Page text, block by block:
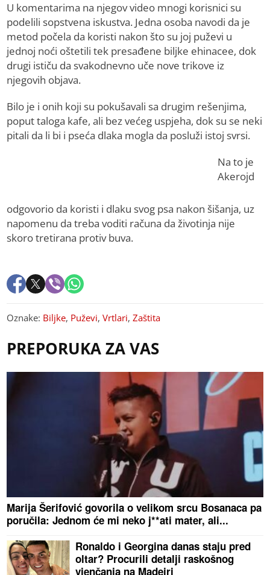
U komentarima na njegov video mnogi korisnici su
podelili sopstvena iskustva. Jedna osoba navodi da je
metod počela da koristi nakon što su joj puževi u
jednoj noći oštetili tek presađene biljke ehinacee, dok
drugi ističu da svakodnevno uče nove trikove iz
njegovih objava.
Bilo je i onih koji su pokušavali sa drugim rešenjima,
poput taloga kafe, ali bez većeg uspjeha, dok su se neki
pitali da li bi i pseća dlaka mogla da posluži istoj svrsi.
Na to je
Akerojd
odgovorio da koristi i dlaku svog psa nakon šišanja, uz
napomenu da treba voditi računa da životinja nije
skoro tretirana protiv buva.
Oznake: Biljke, Puževi,Vrtlari,Zaštita
PREPORUKA ZA VAS
Marija Šerifović govorila o velikom srcu Bosanaca pa
poručila: Jednom će mi neko j**ati mater, ali...
Ronaldo i Georgina danas staju pred
oltar? Procurili detalji raskošnog
vjenčanja na Madeiri